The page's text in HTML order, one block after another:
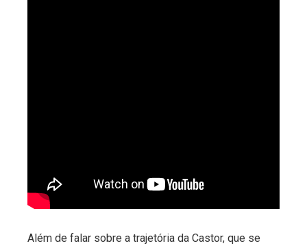
Além de falar sobre a trajetória da Castor, que se